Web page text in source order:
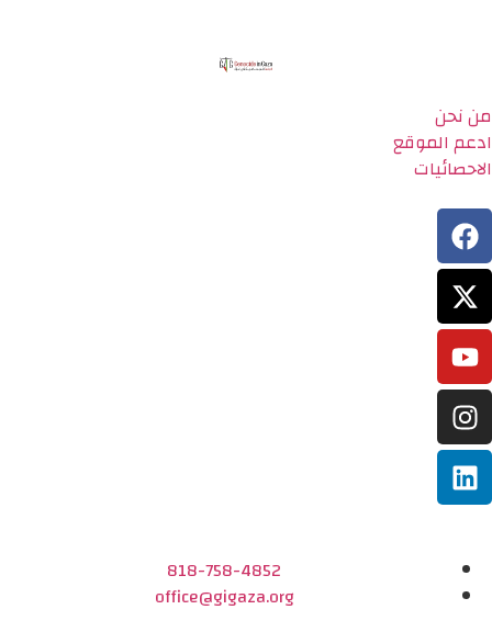
من نحن
ادعم الموقع
الاحصائيات
818-758-4852
office@gigaza.org